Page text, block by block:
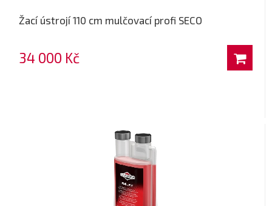
Žací ústrojí 110 cm mulčovací profi SECO
34 000 Kč